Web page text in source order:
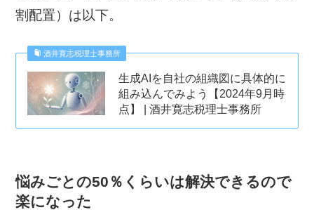
割配置）は以下。
酒井寛志税理士事務所
生成AIを自社の組織図に具体的に
組み込んでみよう【2024年9月時
点】 | 酒井寛志税理士事務所
悩みごとの50％くらいは解決できるので
楽になった